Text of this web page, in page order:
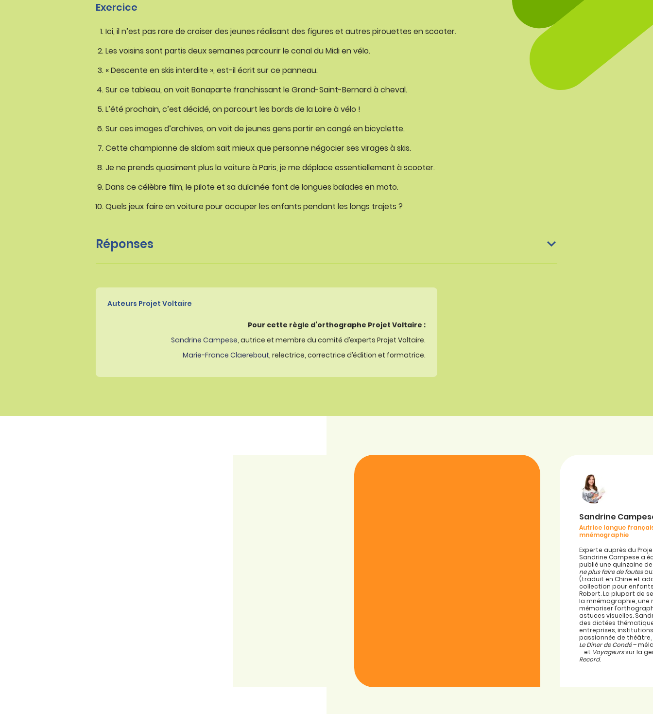
Exercice
Ici, il n’est pas rare de croiser des jeunes réalisant des figures et autres pirouettes en scooter.
Les voisins sont partis deux semaines parcourir le canal du Midi en vélo.
« Descente en skis interdite », est-il écrit sur ce panneau.
Sur ce tableau, on voit Bonaparte franchissant le Grand-Saint-Bernard à cheval.
L’été prochain, c’est décidé, on parcourt les bords de la Loire à vélo !
Sur ces images d’archives, on voit de jeunes gens partir en congé en bicyclette.
Cette championne de slalom sait mieux que personne négocier ses virages à skis.
Je ne prends quasiment plus la voiture à Paris, je me déplace essentiellement à scooter.
Dans ce célèbre film, le pilote et sa dulcinée font de longues balades en moto.
Quels jeux faire en voiture pour occuper les enfants pendant les longs trajets ?
Réponses
Auteurs Projet Voltaire
Pour cette règle d’orthographe Projet Voltaire :
Sandrine Campese, autrice et membre du comité d’experts Projet Voltaire.
Marie-France Claerebout, relectrice, correctrice d’édition et formatrice.
Sandrine
Autrice langue
mnémographie
Experte auprès du
Sandrine Campese a
publié une quinzaine
ne plus faire de fautes
(traduit en Chine et
collection pour
Robert. La plupart de
la mnémographie,
mémoriser
astuces visuelles.
des dictées
entreprises,
passionnée de
Le Dîner de Condé–
– et Voyageurssur la
Record.